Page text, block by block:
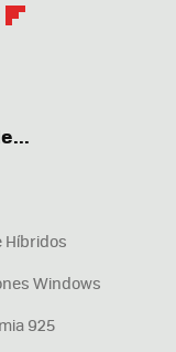
Híbridos
Windows
925